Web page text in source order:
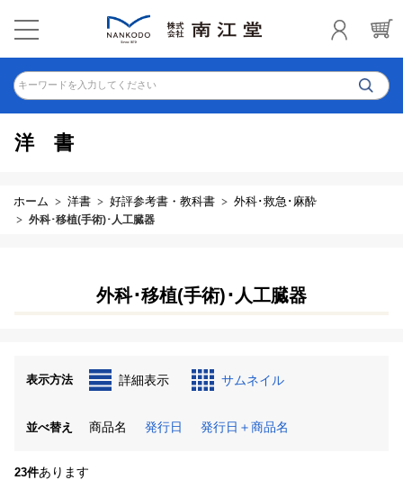
キーワードを入力してください
洋書
ホーム 洋書 好評参考書・教科書 外科･救急･麻酔
外科･移植(手術)･人工臓器
外科･移植(手術)･人工臓器
表示方法 詳細表示 サムネイル
並べ替え 商品名 発行日 発行日＋商品名
23件あります